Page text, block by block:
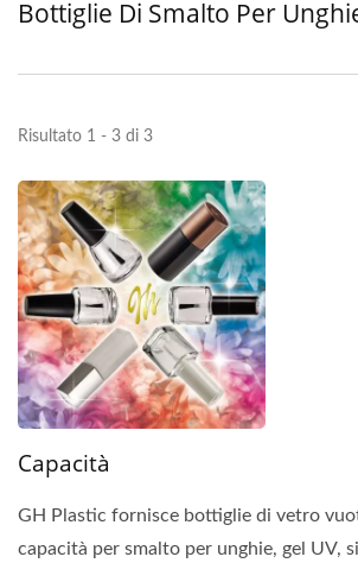
Bottiglie Di Smalto Per
Risultato 1 - 3 di 3
Capacità
GH Plastic fornisce bottiglie di vetro
capacità per smalto per unghie, gel UV,